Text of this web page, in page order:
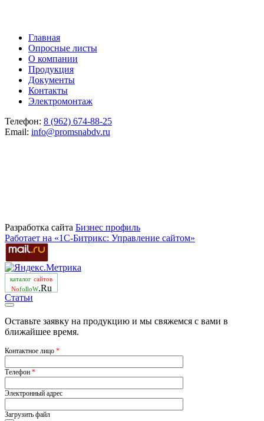
Главная
Опросные листы
О компании
Продукция
Документы
Контакты
Электромонтаж
Телефон: 8 (962) 674-88-25
Email: info@promsnabdv.ru
Разработка сайта Бизнеc профиль
Работает на «1С-Битрикс: Управление сайтом»
каталог сайтов
NofolloW.Ru
Статьи
Оставьте заявку на продукцию и мы свяжемся с вами в
ближайшее время.
Контактное лицо *
Телефон *
Электронный адрес
Загрузить файл